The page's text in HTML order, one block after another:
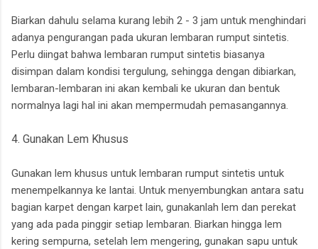
Biarkan dahulu selama kurang lebih 2 - 3 jam untuk menghindari
adanya pengurangan pada ukuran lembaran rumput sintetis.
Perlu diingat bahwa lembaran rumput sintetis biasanya
disimpan dalam kondisi tergulung, sehingga dengan dibiarkan,
lembaran-lembaran ini akan kembali ke ukuran dan bentuk
normalnya lagi hal ini akan mempermudah pemasangannya.
4. Gunakan Lem Khusus
Gunakan lem khusus untuk lembaran rumput sintetis untuk
menempelkannya ke lantai. Untuk menyembungkan antara satu
bagian karpet dengan karpet lain, gunakanlah lem dan perekat
yang ada pada pinggir setiap lembaran. Biarkan hingga lem
kering sempurna, setelah lem mengering, gunakan sapu untuk